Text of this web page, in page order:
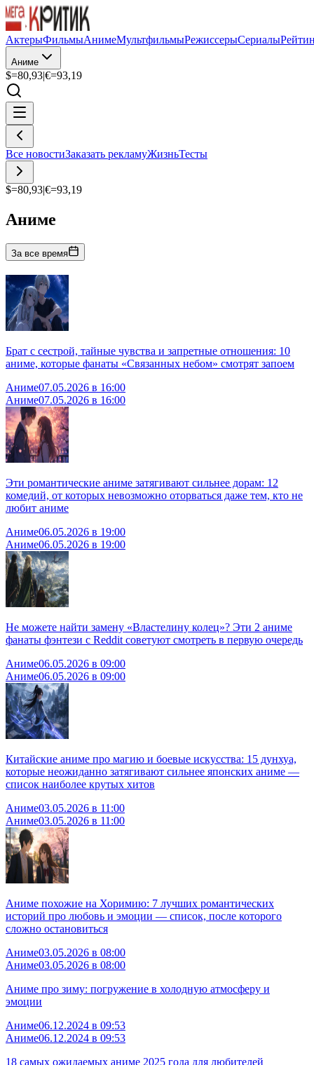
АктерыФильмыАнимеМультфильмыРежиссерыСериалы
Аниме
$=80,93|€=93,19
Все новостиЗаказать рекламуЖизньТесты
$=80,93|€=93,19
Аниме
За все время
Брат с сестрой, тайные чувства и запретные отношения: 10
аниме, которые фанаты «Связанных небом» смотрят запоем
Аниме07.05.2026 в 16:00
Аниме07.05.2026 в 16:00
Эти романтические аниме затягивают сильнее дорам: 12
комедий, от которых невозможно оторваться даже тем, кто не
любит аниме
Аниме06.05.2026 в 19:00
Аниме06.05.2026 в 19:00
Не можете найти замену «Властелину колец»? Эти 2 аниме
фанаты фэнтези с Reddit советуют смотреть в первую очередь
Аниме06.05.2026 в 09:00
Аниме06.05.2026 в 09:00
Китайские аниме про магию и боевые искусства: 15 дунхуа,
которые неожиданно затягивают сильнее японских аниме —
список наиболее крутых хитов
Аниме03.05.2026 в 11:00
Аниме03.05.2026 в 11:00
Аниме похожие на Хоримию: 7 лучших романтических
историй про любовь и эмоции — список, после которого
сложно остановиться
Аниме03.05.2026 в 08:00
Аниме03.05.2026 в 08:00
Аниме про зиму: погружение в холодную атмосферу и
эмоции
Аниме06.12.2024 в 09:53
Аниме06.12.2024 в 09:53
18 самых ожидаемых аниме 2025 года для любителей